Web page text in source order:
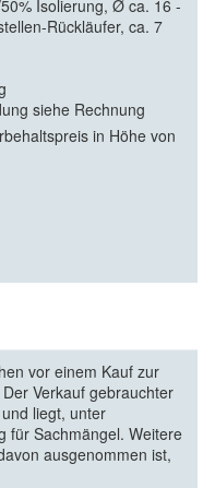
Isolierung, Ø ca. 16 -
Rückläufer, ca. 7
siehe Rechnung
in Höhe von
vor einem Kauf zur
Verkauf gebrauchter
liegt, unter
für Sachmängel. Weitere
ausgenommen ist,